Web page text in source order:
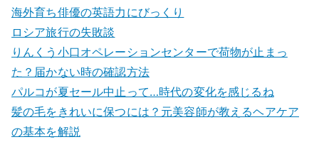
海外育ち俳優の英語力にびっくり
ロシア旅行の失敗談
りんくう小口オペレーションセンターで荷物が止まっ
た？届かない時の確認方法
パルコが夏セール中止って…時代の変化を感じるね
髪の毛をきれいに保つには？元美容師が教えるヘアケア
の基本を解説